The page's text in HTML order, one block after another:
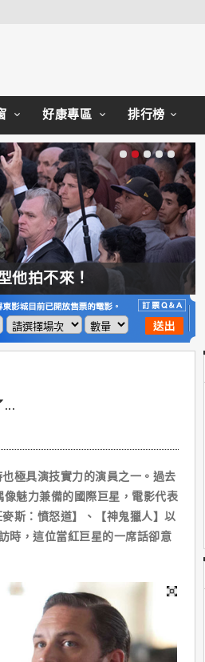
好康專區 排行榜
他拍不來！
...
極具演技實力的演員之一。過去
魅力兼備的國際巨星，電影代表
斯：憤怒道】、【神鬼獵人】以
時，這位當紅巨星的一席話卻意